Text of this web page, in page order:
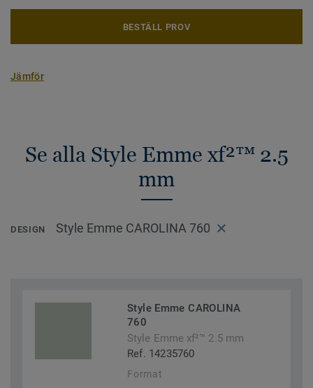
BESTÄLL PROV
Jämför
Se alla Style Emme xf²™ 2.5
mm
DESIGN Style Emme CAROLINA 760
Style Emme CAROLINA
760
Style Emme xf²™ 2.5 mm
Ref. 14235760
Format